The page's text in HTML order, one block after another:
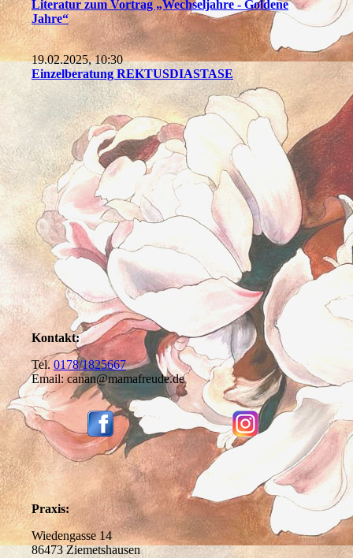
Literatur zum Vortrag „Wechseljahre - Goldene
Jahre“
19.02.2025, 10:30
Einzelberatung REKTUSDIASTASE
Kontakt:
Tel.0178/1825667
Email: canan@mamafreude.de
Praxis:
Wiedengasse 14
86473 Ziemetshausen